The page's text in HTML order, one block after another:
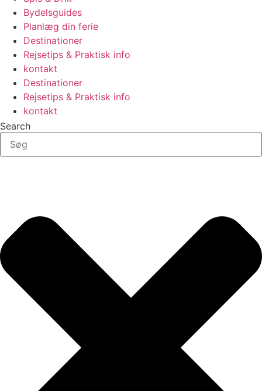
Bydelsguides
Planlæg din ferie
Destinationer
Rejsetips & Praktisk info
kontakt
Destinationer
Rejsetips & Praktisk info
kontakt
Search